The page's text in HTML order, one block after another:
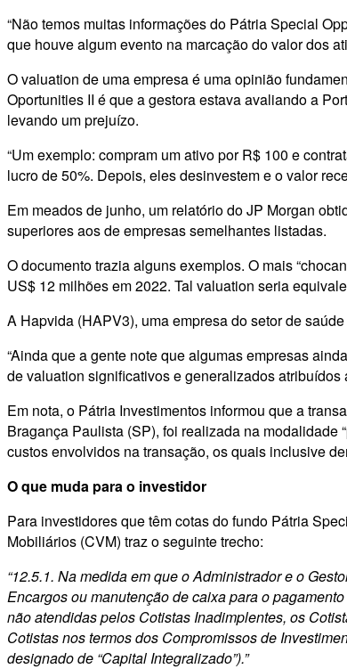
“Não temos muitas informações do Pátria Special
que houve algum evento na marcação do valor dos
O valuation de uma empresa é uma opinião
Oportunities II é que a gestora estava avaliando a
levando um prejuízo.
“Um exemplo: compram um ativo por R$ 100 e
lucro de 50%. Depois, eles desinvestem e o valor
Em meados de junho, um relatório do JP Morgan
superiores aos de empresas semelhantes listadas.
O documento trazia alguns exemplos. O mais
US$ 12 milhões em 2022. Tal valuation seria
A Hapvida (HAPV3), uma empresa do setor de
“Ainda que a gente note que algumas empresas
de valuation significativos e generalizados
Em nota, o Pátria Investimentos informou que a
Bragança Paulista (SP), foi realizada na modalidade
custos envolvidos na transação, os quais inclusive
O que muda para o investidor
Para investidores que têm cotas do fundo Pátria
Mobiliários (CVM) traz o seguinte trecho:
“12.5.1. Na medida em que o Administrador e o
Encargos ou manutenção de caixa para o
não atendidas pelos Cotistas Inadimplentes, os
Cotistas nos termos dos Compromissos de
designado de “Capital Integralizado”).”